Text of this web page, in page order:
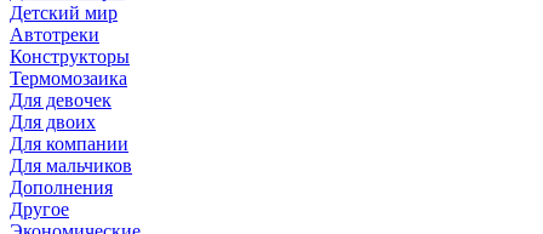
Детский мир
Автотреки
Конструкторы
Термомозаика
Для девочек
Для двоих
Для компании
Для мальчиков
Дополнения
Другое